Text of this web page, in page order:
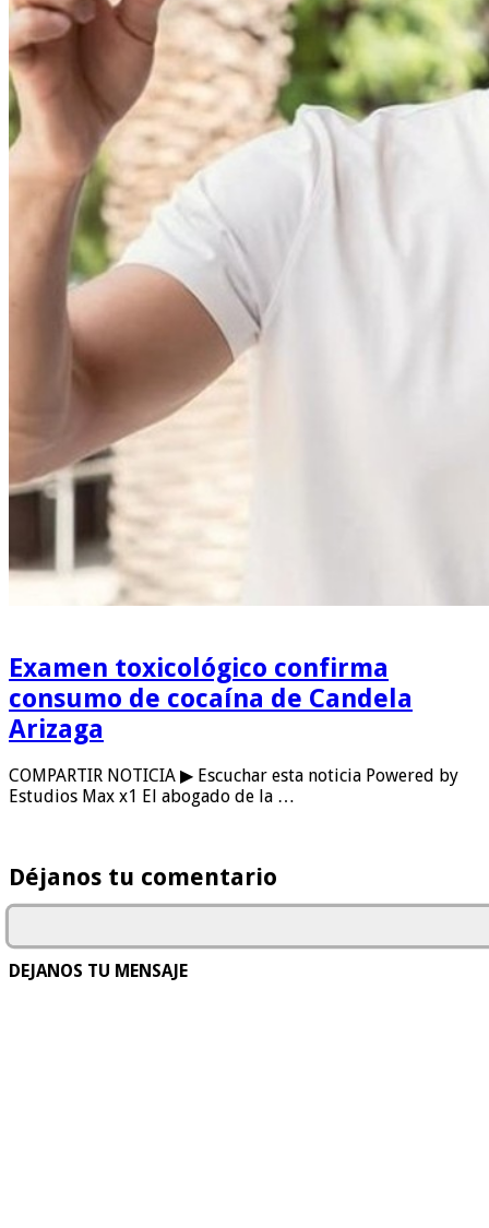
Examen toxicológico confirma
consumo de cocaína de Candela
Arizaga
COMPARTIR NOTICIA ▶ Escuchar esta noticia Powered by
Estudios Max x1 El abogado de la …
Déjanos tu comentario
DEJANOS TU MENSAJE